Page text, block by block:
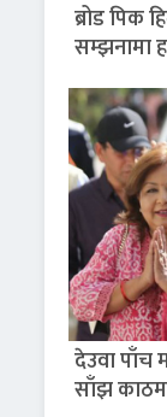
ब्रोड पिक
सम्झनामा
देउवा पाँच
साँझ